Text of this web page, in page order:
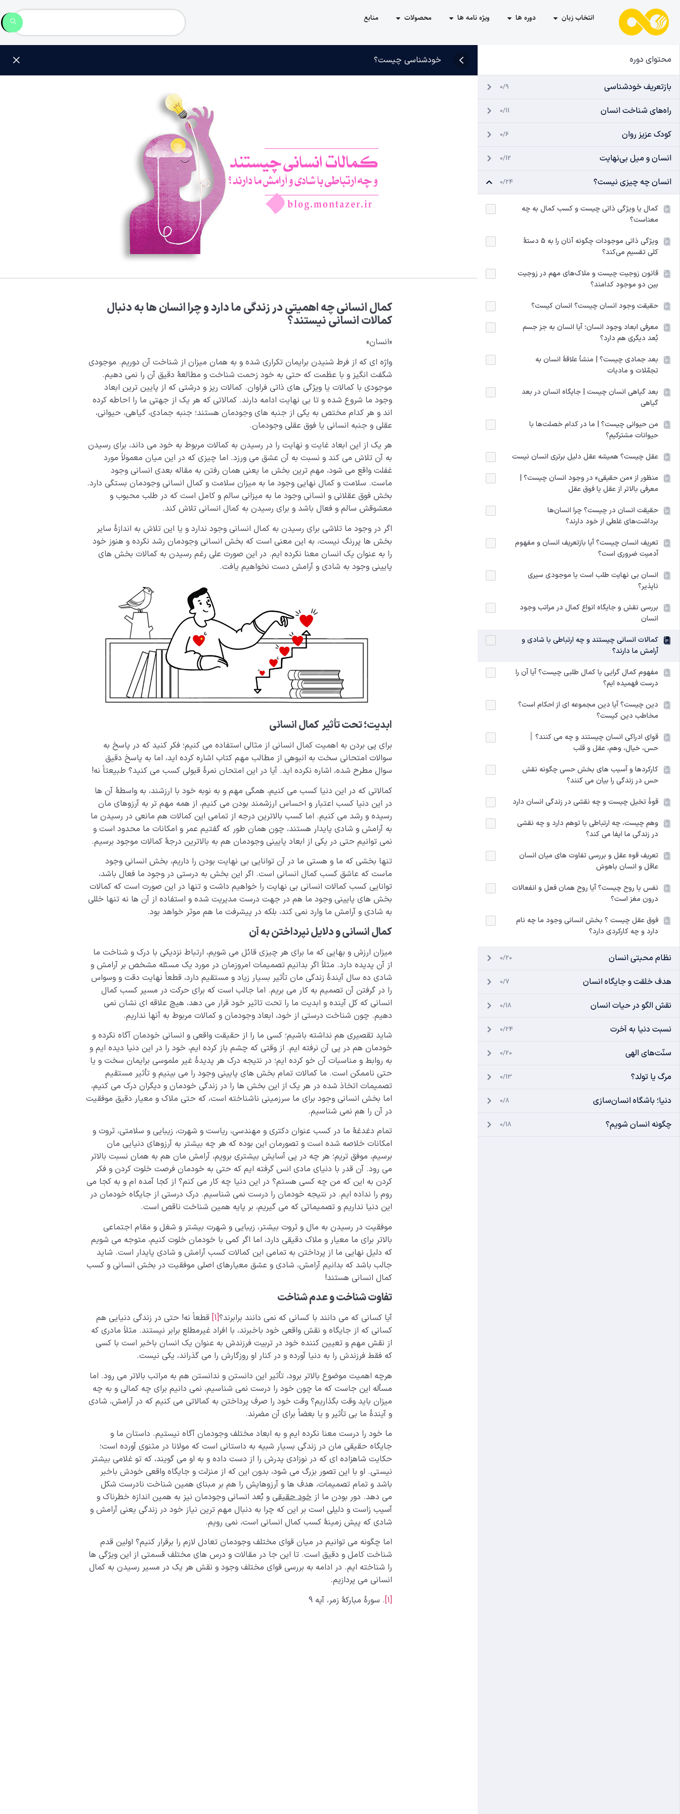
انتخاب زبان دوره ها ویژه نامه ها محصولات منابع
محتوای دوره
بازتعریف خودشناسی 0/9
راه‌های شناخت انسان 0/11
کودک عزیز روان 0/6
انسان و میل بی‌نهایت 0/12
انسان چه چیزی نیست؟ 0/24
کمال یا ویژگی ذاتی چیست و کسب کمال به چه
معناست؟
ویژگی ذاتی موجودات چگونه آنان را به 5 دستۀ
کلی تقسیم می‌کند؟
قانون زوجیت چیست و ملاک‌های مهم در زوجیت
بین دو موجود کدامند؟
حقیقت وجود انسان چیست؟ انسان کیست؟
معرفی ابعاد وجود انسان؛ آیا انسان به‌ جز جسم
بُعد دیگری هم دارد؟
بعد جمادی چیست؟ | منشأ علاقۀ انسان به
تجمّلات و مادیات
بعد گیاهی انسان چیست | جایگاه انسان در بعد
گیاهی
من حیوانی چیست؟ | ما در کدام خصلت‌ها با
حیوانات مشترکیم؟
عقل چیست؟ همیشه عقل دلیل برتری انسان نیست
منظور از «من حقیقی» در وجود انسان چیست؟ |
معرفی بالاتر از عقل یا فوق عقل
حقیقت انسان در چیست؟ چرا انسان‌ها
برداشت‌های غلطی از خود دارند؟
تعریف انسان چیست؟ آیا بازتعریف انسان و مفهوم
آدمیت ضروری است؟
انسان بی نهایت طلب است یا موجودی سیری
ناپذیر؟
بررسی نقش و جایگاه انواع کمال در مراتب وجود
انسان
کمالات انسانی چیستند و چه ارتباطی با شادی و
آرامش ما دارند؟
مفهوم کمال گرایی یا کمال طلبی چیست؟ آیا آن را
درست فهمیده ایم؟
دین چیست؟ آیا دین مجموعه ای از احکام است؟
مخاطب دین کیست؟
قوای ادراکی انسان چیستند و چه می کنند؟ ׀
حس، خیال، وهم، عقل و قلب
کارکردها و آسیب های بخش حسی چگونه نقش
حس در زندگی را بیان می کنند؟
قوۀ تخیل چیست و چه نقشی در زندگی انسان دارد
وهم چیست، چه ارتباطی با توهم دارد و چه نقشی
در زندگی ما ایفا می کند؟
تعریف قوه عقل و بررسی تفاوت های میان انسان
عاقل و انسان باهوش
نفس یا روح چیست؟ آیا روح همان فعل و انفعالات
درون مغز است؟
فوق عقل چیست ؟ بخش انسانی وجود ما چه نام
دارد و چه کارکردی دارد؟
نظام محبتی انسان 0/20
هدف خلقت و جایگاه انسان 0/7
نقش الگو در حیات انسان 0/18
نسبت دنیا به آخرت 0/24
سنّت‌های الهی 0/20
مرگ یا تولد؟ 0/13
دنیا؛ باشگاه انسان‌سازی 0/8
چگونه انسان شویم؟ 0/18
خودشناسی چیست؟
کمال انسانی چه اهمیتی در زندگی ما دارد و چرا انسان ها به دنبال
کمالات انسانی نیستند؟
«انسان»
واژه ای که از فرط شنیدن برایمان تکراری شده و به همان میزان از شناخت آن دوریم. موجودی
شگفت انگیز و با عظمت که حتی به خود زحمت شناخت و مطالعۀ دقیق آن را نمی دهیم.
موجودی با کمالات یا ویژگی های ذاتی فراوان. کمالات ریز و درشتی که از پایین ­ترین ابعاد
وجود ما شروع شده و تا بی­ نهایت ادامه دارند. کمالاتی که هر یک از جهتی ما را احاطه کرده
اند و هر کدام مختص به یکی از جنبه های وجودمان هستند؛ جنبه جمادی، گیاهی، حیوانی،
عقلی و جنبه انسانی یا فوق عقلی وجودمان.
هر یک از این ابعاد غایت و نهایت را در رسیدن به کمالات مربوط به خود می داند، برای رسیدن
به آن تلاش می کند و نسبت به آن عشق می ورزد. اما چیزی که در این میان معمولاً مورد
غفلت واقع می­ شود­، مهم ترین بخش ما یعنی همان رفتن به مقاله بعدی انسانی وجود
ماست. سلامت و کمال نهایی وجود ما به میزان سلامت و کمال انسانی وجودمان بستگی دارد.
بخش فوق عقلانی و انسانی وجود ما به میزانی سالم و کامل است که در طلب محبوب و
معشوقش سالم و فعال باشد و برای رسیدن به کمال انسانی تلاش کند.
اگر در وجود ما تلاشی برای رسیدن به کمال انسانی وجود ندارد و یا این تلاش به اندازۀ سایر
بخش ها پررنگ نیست، به این معنی است که بخش انسانی وجودمان رشد نکرده و هنوز خود
را به عنوان یک انسان معنا نکرده ایم. در این صورت علی رغم رسیدن به کمالات بخش های
پایینی وجود به شادی و آرامش دست نخواهیم یافت.
ابدیت؛ تحت تأثیرکمال انسانی
برای پی بردن به اهمیت کمال انسانی از مثالی استفاده می کنیم؛ فکر کنید که در پاسخ به
سوالات امتحانی سخت به انبوهی از مطالب مهم کتاب اشاره کرده اید، اما به پاسخ دقیق
سوال مطرح شده، اشاره نکرده اید. آیا در این امتحان نمرۀ قبولی کسب می کنید؟ طبیعتاً نه!
کمالاتی که در این دنیا کسب می کنیم، همگی مهم و به نوبه خود با ارزشند، به واسطۀ آن­ ها
در این دنیا کسب اعتبار و احساس ارزشمند بودن می کنیم، از همه مهم تر به آرزوهای مان
رسیده و رشد می کنیم. اما کسب بالاترین درجه از تمامی این کمالات هم مانعی در رسیدن ما
به آرامش و شادی پایدار هستند، چون همان طور که گفتیم عمر و امکانات ما محدود است و
نمی توانیم حتی در یکی از ابعاد پایینی وجودمان هم به بالاترین درجۀ کمالات موجود برسیم.
تنها بخشی که ما و هستی ما در آن توانایی بی نهایت بودن را داریم، بخش انسانی وجود
ماست که عاشق کسب کمال انسانی است. اگر این بخش به درستی در وجود ما فعال باشد،
توانایی کسب کمالات انسانی بی نهایت را خواهیم داشت و تنها در این صورت است که کمالات
بخش های پایینی وجود ما هم در جهت درست مدیریت شده و استفاده از آن ها نه تنها خللی
به شادی و آرامش ما وارد نمی کند، بلکه در پیشرفت ما هم موثر خواهد بود.
کمال انسانی و دلایل نپرداختن به آن
میزان ارزش و بهایی که ما برای هر چیزی قائل می شویم، ارتباط نزدیکی با درک و شناخت ما
از آن پدیده دارد. مثلاً اگر بدانیم تصمیمات امروزمان در مورد یک مسئله مشخص بر آرامش و
شادی ده سال آیندۀ زندگی مان تأثیر بسیار زیاد و مستقیم دارد، قطعاً نهایت دقت و وسواس
را در گرفتن آن تصمیم به کار می بریم. اما جالب است که برای حرکت در مسیر کسب کمال
انسانی که کل آینده و ابدیت ما را تحت تاثیر خود قرار می دهد، هیچ علاقه ای نشان نمی
دهیم. چون شناخت درستی از خود، ابعاد وجودمان و کمالات مربوط به آن­ها نداریم.
شاید تقصیری هم نداشته باشیم؛ کسی ما را از حقیقت واقعی و انسانی خودمان آگاه نکرده و
خودمان هم در پی آن نرفته ایم. از وقتی که چشم باز کرده ایم، خود را در این دنیا دیده ایم و
به روابط و مناسبات آن خو کرده ایم؛ در نتیجه درک هر پدیدۀ غیر ملموسی برایمان سخت و یا
حتی ناممکن است. ما کمالات تمام بخش های پایینی وجود را می بینیم و تأثیر مستقیم
تصمیمات اتخاذ شده در هر یک از این بخش ها را در زندگی خودمان و دیگران درک می کنیم،
اما بخش انسانی وجود برای ما سرزمینی ناشناخته است، که حتی ملاک و معیار دقیق موفقیت
در آن را هم نمی شناسیم.
تمام دغدغۀ ما در کسب عنوان دکتری و مهندسی، ریاست و شهرت، زیبایی و سلامتی، ثروت و
امکانات خلاصه شده است و تصورمان این بوده که هر چه بیشتر به آرزوهای دنیایی مان
برسیم، موفق تریم؛ هر چه در پی آسایش بیشتری برویم، آرامش مان هم به همان نسبت بالاتر
می رود. آن قدر با دنیای مادی انس گرفته ایم که حتی به خودمان فرصت خلوت کردن و فکر
کردن به این که من چه کسی هستم؟ در این دنیا چه کار می کنم؟ از کجا آمده ام و به کجا می
روم را نداده ایم. در نتیجه خودمان را درست نمی شناسیم. درک درستی از جایگاه خودمان در
این دنیا نداریم و تصمیماتی که می گیریم، بر پایه همین شناخت ناقص است.
موفقیت در رسیدن به مال و ثروت بیشتر، زیبایی و شهرت بیشتر و شغل و مقام اجتماعی
بالاتر برای ما معیار و ملاک دقیقی دارد، اما اگر کمی با خودمان خلوت کنیم، متوجه می شویم
که دلیل نهایی ما از پرداختن به تمامی این کمالات کسب آرامش و شادی پایدار است. شاید
جالب باشد که بدانیم آرامش، شادی و عشق معیارهای اصلی موفقیت در بخش انسانی و کسب
کمال انسانی هستند!
تفاوت شناخت و عدم شناخت
آیا کسانی که می دانند با کسانی که نمی دانند برابرند؟[1]
قطعاً نه! حتی در زندگی دنیایی هم
کسانی که از جایگاه و نقش واقعی خود باخبرند، با افراد غیرمطلع برابر نیستند. مثلاً مادری که
از نقش مهم و تعیین کننده خود در تربیت فرزندش به عنوان یک انسان باخبر است با کسی
که فقط فرزندش را به دنیا آورده و در کنار او روزگارش را می گذراند، یکی نیست.
هرچه اهمیت موضوع بالاتر برود، تأثیر این دانستن و ندانستن هم به مراتب بالاتر می رود. اما
مسأله این جاست که ما چون خود را درست نمی شناسیم، نمی دانیم برای چه کمالی و به چه
میزان باید وقت بگذاریم؟ وقت خود را صرف پرداختن به کمالاتی می کنیم که در آرامش، شادی
و آیندۀ ما بی تأثیر و یا بعضاً برای آن مضرند.
ما خود را درست معنا نکرده ایم و به ابعاد مختلف وجودمان آگاه نیستیم. داستان ما و
جایگاه حقیقی مان در زندگی بسیار شبیه به داستانی است که مولانا در مثنوی آورده است؛
حکایت شاهزاده ­ای که در نوزادی پدرش را از دست ­داده و به او می گویند، که تو غلامی بیشتر
نیستی. او با این تصور بزرگ می­ شود، بدون این که از منزلت و جایگاه واقعی خودش باخبر
باشد و تمام تصمیمات، هدف­ ها و آرزوهایش را هم بر مبنای همین شناخت نادرست شکل
می­ دهد. دور بودن ما ازخود حقیقی و بُعد انسانی وجودمان نیز به همین اندازه خطرناک و
آسیب زاست و دلیلی است بر این که چرا به دنبال مهم ترین نیاز خود در زندگی یعنی آرامش و
شادی که پیش زمینۀ کسب کمال انسانی است، نمی­ رویم.
اما چگونه می توانیم در میان قوای مختلف وجودمان تعادل لازم را برقرار کنیم؟ اولین قدم
شناخت کامل و دقیق است. تا این جا در مقالات و درس های مختلف قسمتی از این ویژگی ها
را شناخته ایم. در ادامه به بررسی قوای مختلف وجود و نقش هر یک در مسیر رسیدن به کمال
انسانی می پردازیم.
[1] . سورۀ مبارکۀ زمر، آیه 9